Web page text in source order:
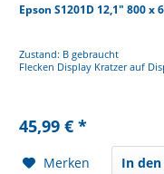
Epson S1201D 12,1" 800 x
Zustand: B gebraucht
Flecken Display Kratzer auf
45,99 € *
Merken In